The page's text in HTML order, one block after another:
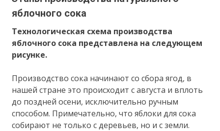
яблочного сока
Технологическая схема производства
яблочного сока представлена на следующем
рисунке.
Производство сока начинают со сбора ягод, в
нашей стране это происходит с августа и вплоть
до поздней осени, исключительно ручным
способом. Примечательно, что яблоки для сока
собирают не только с деревьев, но и с земли.